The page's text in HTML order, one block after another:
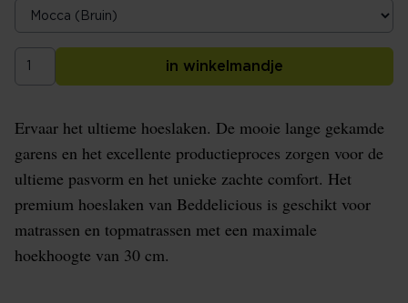
in winkelmandje
Ervaar het ultieme hoeslaken. De mooie lange gekamde
garens en het excellente productieproces zorgen voor de
ultieme pasvorm en het unieke zachte comfort. Het
premium hoeslaken van Beddelicious is geschikt voor
matrassen en topmatrassen met een maximale
hoekhoogte van 30 cm.